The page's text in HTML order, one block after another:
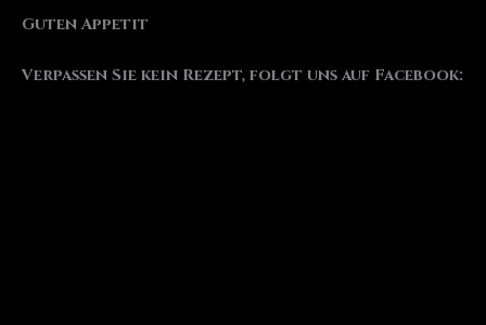
Guten Appetit
Verpassen Sie kein Rezept, folgt uns auf Facebook: